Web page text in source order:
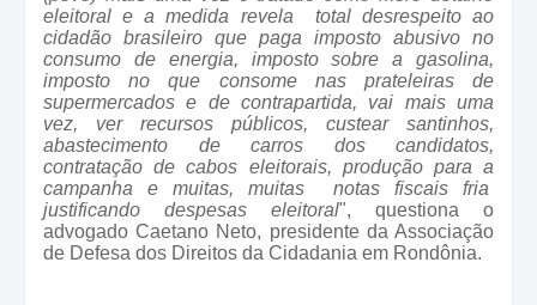
eleitoral e a medida revela total desrespeito ao
cidadão brasileiro que paga imposto abusivo no
consumo de energia, imposto sobre a gasolina,
imposto no que consome nas prateleiras de
supermercados e de contrapartida, vai mais uma
vez, ver recursos públicos, custear santinhos,
abastecimento de carros dos candidatos,
contratação de cabos eleitorais, produção para a
campanha e muitas, muitas notas fiscais fria
justificando despesas eleitoral", questiona o
advogado Caetano Neto, presidente da Associação
de Defesa dos Direitos da Cidadania em Rondônia.